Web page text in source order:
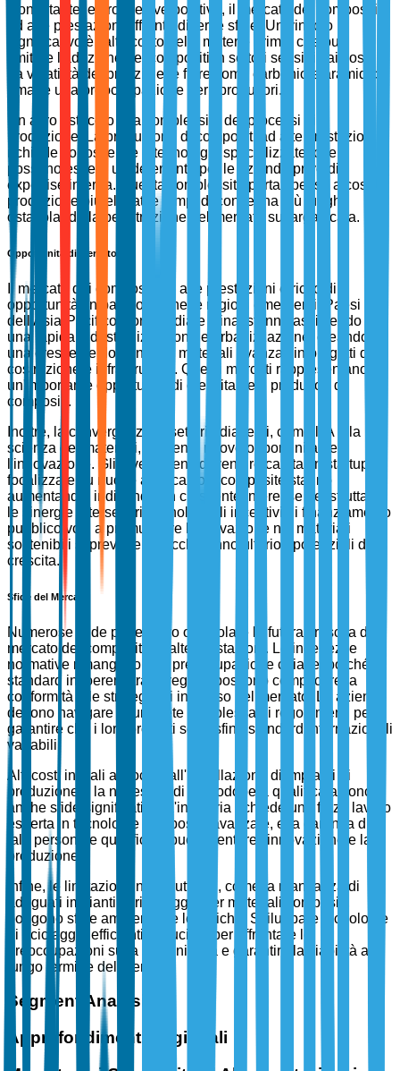
Nonostante le prospettive positive, il mercato dei compositi
ad alte prestazioni affronta diverse sfide. Un vincolo
significativo è l'alto costo delle materie prime, che può
limitare l'adozione dei compositi in settori sensibili ai costi.
La volatilità dei prezzi delle fibre come carbonio e aramidica
rimane una preoccupazione per i produttori.
Un altro ostacolo è la complessità dei processi di
produzione. La produzione di compositi ad alte prestazioni
richiede conoscenze e tecnologie specializzate, che
possono essere un deterrente per le aziende prive di
expertise interna. Questa complessità porta spesso a costi di
produzione più elevati e tempi di consegna più lunghi,
ostacolando la penetrazione del mercato su larga scala.
Opportunità di Mercato
Il mercato dei compositi ad alte prestazioni è ricco di
opportunità, in particolare nelle regioni emergenti. Paesi
dell'Asia-Pacifico, come India e Cina, stanno assistendo a
una rapida industrializzazione e urbanizzazione, creando
una crescente domanda di materiali avanzati in progetti di
costruzione e infrastruttura. Questi mercati rappresentano
un'importante opportunità di crescita per i produttori di
compositi.
Inoltre, la convergenza di settori adiacenti, come l'IA e la
scienza dei materiali, presenta nuove opportunità per
l'innovazione. Gli investimenti di venture capital in startup
focalizzate su nuove applicazioni composite stanno
aumentando, indicando un crescente interesse nel sfruttare
le sinergie intersettoriali. Inoltre, gli incentivi di finanziamento
pubblico volti a promuovere l'innovazione nei materiali
sostenibili si prevede sbloccheranno ulteriori potenziali di
crescita.
Sfide del Mercato
Numerose sfide potrebbero ostacolare la futura crescita del
mercato dei compositi ad alte prestazioni. Le incertezze
normative rimangono una preoccupazione chiave, poiché
standard incoerenti tra le regioni possono complicare la
conformità e le strategie di ingresso nel mercato. Le aziende
devono navigare in una rete complessa di regolamenti per
garantire che i loro prodotti soddisfino standard internazionali
variabili.
Alti costi iniziali associati all'installazione di impianti di
produzione e la necessità di manodopera qualificata sono
anche sfide significative. L'industria richiede una forza lavoro
esperta in tecnologie composite avanzate, e la carenza di
tale personale qualificato può rallentare l'innovazione e la
produzione.
Infine, le limitazioni infrastrutturali, come la mancanza di
adeguati impianti di riciclaggio per materiali compositi,
pongono sfide ambientali e logistiche. Sviluppare tecnologie
di riciclaggio efficienti è cruciale per affrontare le
preoccupazioni sulla sostenibilità e garantire la viabilità a
lungo termine del mercato.
Segment Analysis
Approfondimenti Regionali